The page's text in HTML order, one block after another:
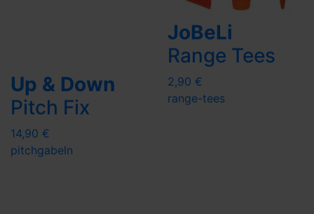
Up & Down
Pitch Fix
14,90 €
pitchgabeln
JoBeLi
Range Tees
2,90 €
range-tees